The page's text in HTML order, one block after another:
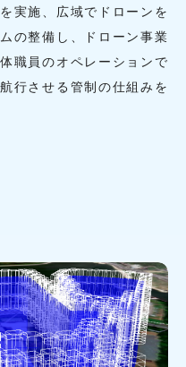
実施、広域でドローンを
の整備し、ドローン事業
職員のオペレーションで
行させる管制の仕組みを